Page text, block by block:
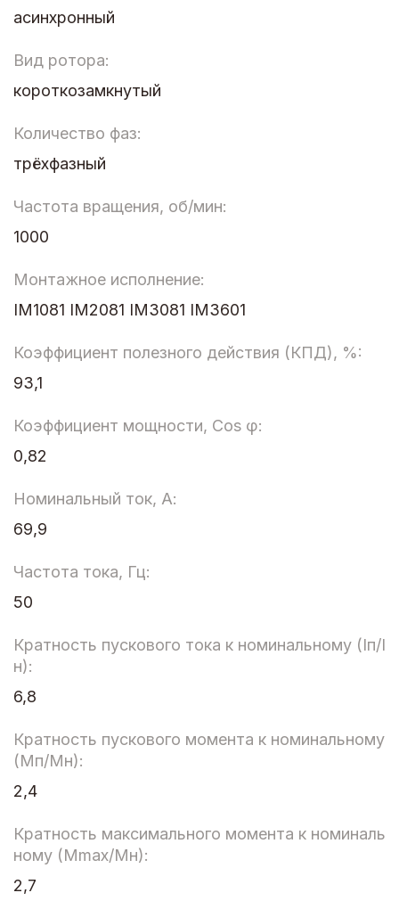
асинхронный
Вид ротора:
короткозамкнутый
Количество фаз:
трёхфазный
Частота вращения, об/мин:
1000
Монтажное исполнение:
IM1081 IM2081 IM3081 IM3601
Коэффициент полезного действия (КПД), %:
93,1
Коэффициент мощности, Cos φ:
0,82
Номинальный ток, А:
69,9
Частота тока, Гц:
50
Кратность пускового тока к номинальному (Iп/I
н):
6,8
Кратность пускового момента к номинальному
(Мп/Мн):
2,4
Кратность максимального момента к номиналь
ному (Мmax/Мн):
2,7